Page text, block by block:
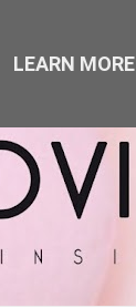
LEARN MORE